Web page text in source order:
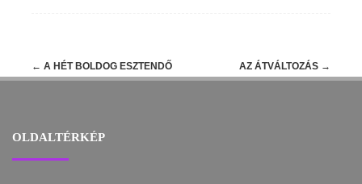
Post
← A HÉT BOLDOG ESZTENDŐ AZ ÁTVÁLTOZÁS →
OLDALTÉRKÉP